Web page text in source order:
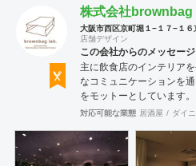
株式会社brownbag
大阪市西区京町堀１−１７−１６
店舗デザイン
この会社からのメッセージ
主に飲食店のインテリア
なコミュニケーションを
をモットーとしています。
対応可能な業態 居酒屋 ダイ